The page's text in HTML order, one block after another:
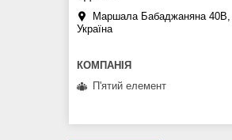
Маршала Бабаджаняна 40В,
Україна
П'ятий елемент